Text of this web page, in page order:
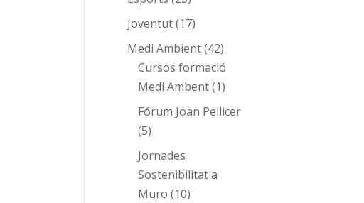
Joventut(17)
Medi Ambient(42)
Cursos formació
Medi Ambent(1)
Fórum Joan Pellicer
(5)
Jornades
Sostenibilitat a
Muro (10)